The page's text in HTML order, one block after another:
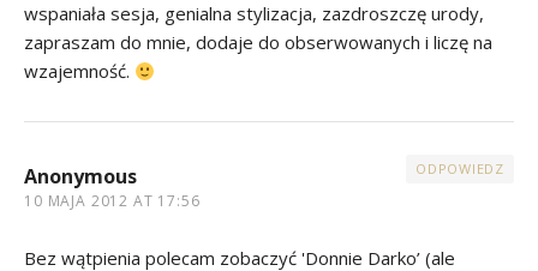
wspaniała sesja, genialna stylizacja, zazdroszczę urody,
zapraszam do mnie, dodaje do obserwowanych i liczę na
wzajemność.
Anonymous
10 MAJA 2012 AT 17:56
ODPOWIEDZ
Bez wątpienia polecam zobaczyć 'Donnie Darko’ (ale